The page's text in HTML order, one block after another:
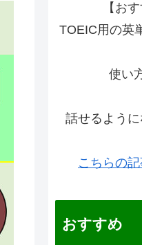
【お
TOEIC用の英
使い
話せるように
こちらの
おすすめ